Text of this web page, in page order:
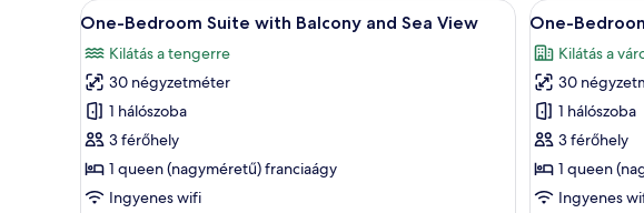
kilátással
tengerre
további
részletei
részletei
A
következő
szoba
összes
képének
megtekintése:
One-
Bedroom
Egy modern szállodai szoba, amelyben egy nagy
12
One-Bedroom Suite with Balcony and Sea View
Kilátás a tengerre
30 négyzetméter
1 hálószoba
3 férőhely
1 queen (nagyméretű) franciaágy
Ingyenes wifi
A
következő
szoba
összes
képének
One-
Bedroom
7
One-
Kilátás a
30
1 hálószoba
3 férőhely
1 queen
Ingyenes